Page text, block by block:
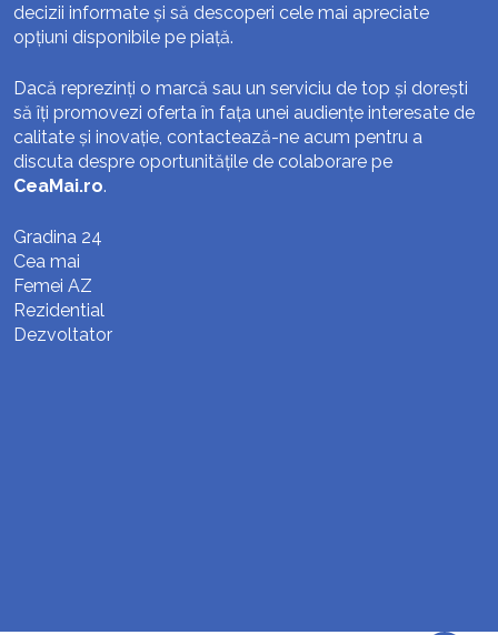
decizii informate și să descoperi cele mai apreciate
opțiuni disponibile pe piață.
Dacă reprezinți o marcă sau un serviciu de top și dorești
să îți promovezi oferta în fața unei audiențe interesate de
calitate și inovație, contactează-ne acum pentru a
discuta despre oportunitățile de colaborare pe
CeaMai.ro.
Gradina 24
Cea mai
Femei AZ
Rezidential
Dezvoltator